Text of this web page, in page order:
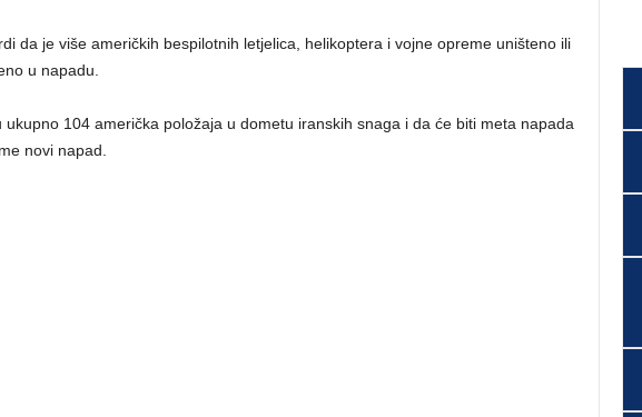
da je više američkih bespilotnih letjelica, helikoptera i vojne opreme uništeno ili
u napadu.
ukupno 104 američka položaja u dometu iranskih snaga i da će biti meta napada
novi napad.